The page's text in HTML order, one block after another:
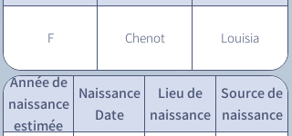
F Chenot Louisia
Année de
naissance
estimée
Naissance
Date
Lieu de
naissance
Source de
naissance